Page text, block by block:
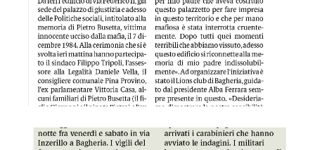
GDS 16/04/2023 Auto in fiamme a Bagheria